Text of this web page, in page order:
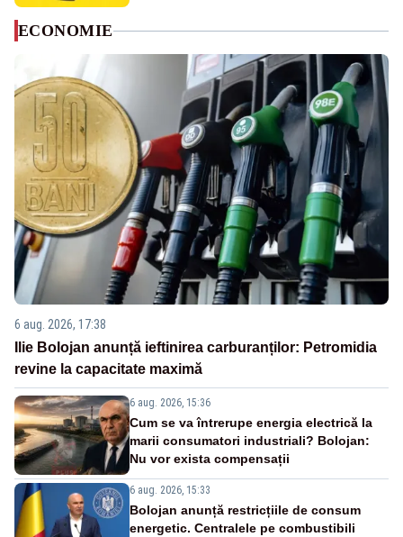
ECONOMIE
6 aug. 2026, 17:38
Ilie Bolojan anunță ieftinirea carburanților: Petromidia
revine la capacitate maximă
6 aug. 2026, 15:36
Cum se va întrerupe energia electrică la
marii consumatori industriali? Bolojan:
Nu vor exista compensații
6 aug. 2026, 15:33
Bolojan anunță restricțiile de consum
energetic. Centralele pe combustibili